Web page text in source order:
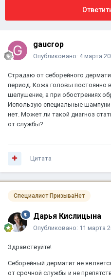
gaucrop
Опубликовано: 4 марта
Страдаю от себорейного
период. Кожа головы постоянно
шелушение, а при обострениях
Использую специальные шампуни
нет. Может ли такой диагноз
от службы?
Цитата
Специалист ПризываНет
Дарья Кислицына
Опубликовано: 11 марта
Здравствуйте!
Себорейный дерматит не
от срочной службы и не